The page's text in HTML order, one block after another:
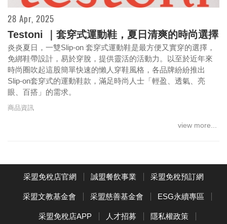
28 Apr, 2025
Testoni ｜套穿式運動鞋，夏日清爽的時尚選擇
炎炎夏日，一雙Slip-on 套穿式運動鞋是最方便又實穿的選擇，
免綁鞋帶設計，易於穿脫，提供靈活的活動力。以至於近年來
時尚圈吹起這股簡單快速的懶人穿鞋風格，各品牌紛紛推出
Slip-on套穿式的運動鞋款，滿足時尚人士「輕盈、透氣、亮
眼、百搭」的需求。
商品資訊
view more...